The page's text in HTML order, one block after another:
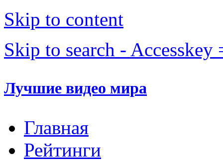
Skip to content
Skip to search - Accesskey
Лучшие видео мира
Главная
Рейтинги